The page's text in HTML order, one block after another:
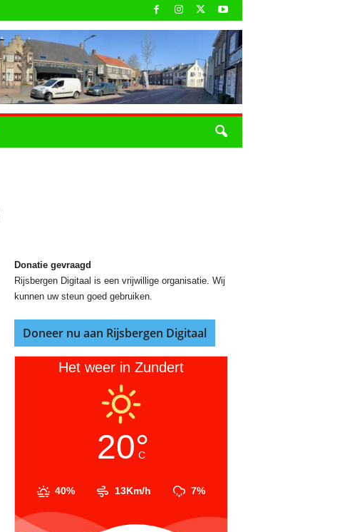
Donatie gevraagd
Rijsbergen Digitaal is een vrijwillige organisatie. Wij
kunnen uw steun goed gebruiken.
Doneer nu aan Rijsbergen Digitaal
Het weer in Zundert
20°
C
40% 13Km/h 7%